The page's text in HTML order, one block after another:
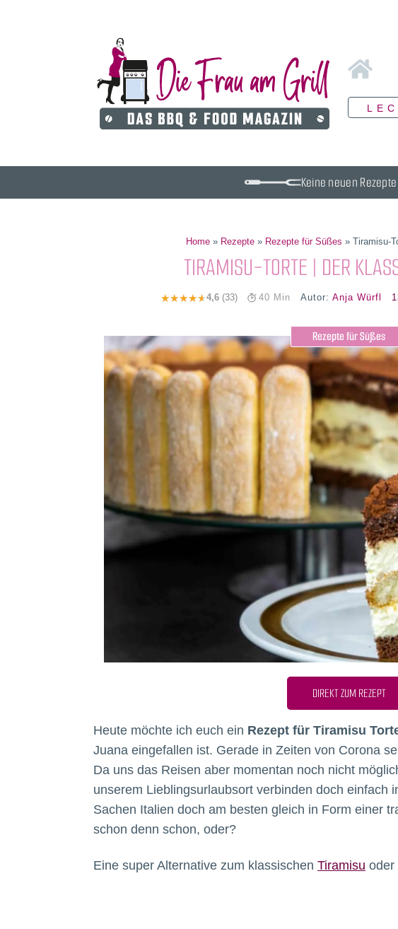
Keine neuen
Home» Rezepte» Rezepte für Süßes » Tiramisu-
TIRAMISU-TORTE | DER
4,6 (33) 40 Min Autor: Anja Würfl
Rezepte für Süßes
DIREKT ZUM REZEPT
Heute möchte ich euch ein Rezept für Tiramisu
Juana eingefallen ist. Gerade in Zeiten von Corona
Da uns das Reisen aber momentan noch nicht
unserem Lieblingsurlaubsort verbinden doch einfach
Sachen Italien doch am besten gleich in Form einer
schon denn schon, oder?
Eine super Alternative zum klassischen Tiramisu oder